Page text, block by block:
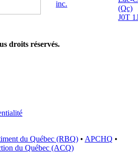
inc.
(Qc)
J0T
droits réservés.
du Québec (RBQ) • APCHQ •
du Québec (ACQ)